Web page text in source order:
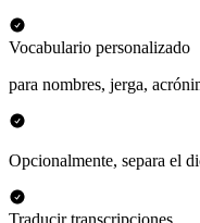
Vocabulario personalizado
para nombres, jerga,
Opcionalmente, separa el
Traducir transcripciones